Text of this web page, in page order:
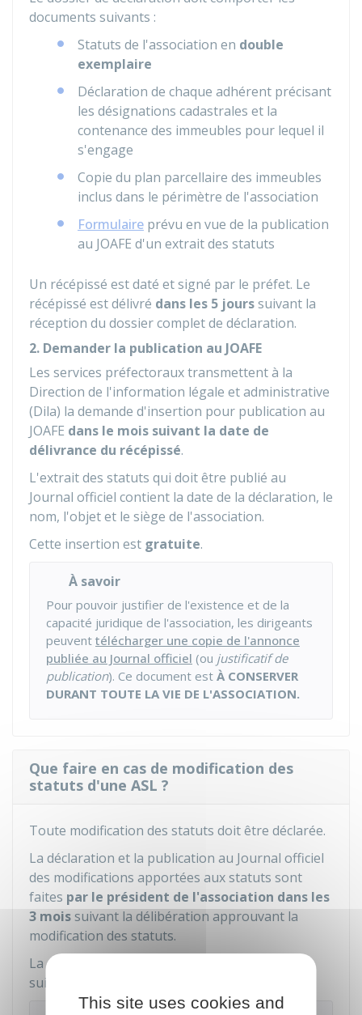
documents suivants :
Statuts de l'association en double
exemplaire
Déclaration de chaque adhérent précisant
les désignations cadastrales et la
contenance des immeubles pour lequel il
s'engage
Copie du plan parcellaire des immeubles
inclus dans le périmètre de l'association
Formulaire prévu en vue de la publication
au JOAFE d'un extrait des statuts
Un récépissé est daté et signé par le préfet. Le
récépissé est délivré dans les 5 jourssuivant la
réception du dossier complet de déclaration.
2. Demander la publication au JOAFE
Les services préfectoraux transmettent à la
Direction de l'information légale et administrative
(Dila) la demande d'insertion pour publication au
JOAFE dans le mois suivant la date de
délivrance du récépissé.
L'extrait des statuts qui doit être publié au
Journal officiel contient la date de la déclaration, le
nom, l'objet et le siège de l'association.
Cette insertion est gratuite.
À savoir
Pour pouvoir justifier de l'existence et de la
capacité juridique de l'association, les dirigeants
peuvent télécharger une copie de l'annonce
publiée au Journal officiel (ou justificatif de
publication). Ce document est À CONSERVER
DURANT TOUTE LA VIE DE L'ASSOCIATION.
Que faire en cas de modification des
statuts d'une ASL ?
Toute modification des statuts doit être déclarée.
La déclaration et la publication au Journal officiel
des modifications apportées aux statuts sont
faites par le président de l'association dans les
3 moissuivant la délibération approuvant la
modification des statuts.
La déclaration s'effectue à l'aide du formulaire
suivant :
This site uses cookies and